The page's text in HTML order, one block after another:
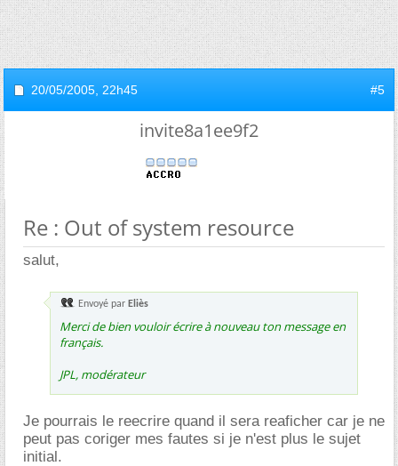
20/05/2005, 22h45 #5
invite8a1ee9f2
Re : Out of system resource
salut,
Envoyé par Eliès
Merci de bien vouloir écrire à nouveau ton message en
français.
JPL, modérateur
Je pourrais le reecrire quand il sera reaficher car je ne
peut pas coriger mes fautes si je n'est plus le sujet
initial.